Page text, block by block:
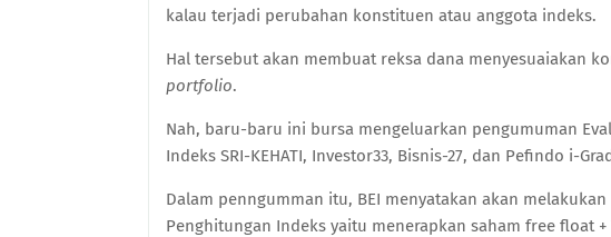
kalau terjadi perubahan konstituen atau anggota indeks.
Hal tersebut akan membuat reksa dana menyesuaiakan
portfolio.
Nah, baru-baru ini bursa mengeluarkan pengumuman
Indeks SRI-KEHATI, Investor33, Bisnis-27, dan Pefindo i-
Dalam penngumman itu, BEI menyatakan akan melakukan
Penghitungan Indeks yaitu menerapkan saham free float